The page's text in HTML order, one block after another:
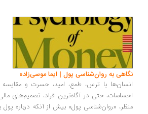
به روان‌شناسی پول | ایما موسی‌زاده
با ترس، طمع، امید، حسرت و مقایسه
حتی در آگاه‌ترین افراد، تصمیم‌های مالی را
«روان‌شناسی پول» بیش از آنکه درباره پول باشد،